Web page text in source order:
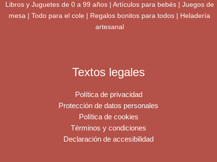
Libros y Juguetes de 0 a 99 años | Artículos para bebés | Juegos de
mesa | Todo para el cole | Regalos bonitos para todos | Heladería
artesanal
Textos legales
Política de privacidad
Protección de datos personales
Política de cookies
Términos y condiciones
Declaración de accesibilidad